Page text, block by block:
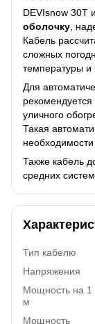
DEVIsnow 30T
оболочку ,
Кабель
сложных
температуры и
Для
рекомендуется
уличного
Такая
необходимости
Также кабель
средних
Тип кабелю
Напряжения
Мощность на 1
м
Мощность